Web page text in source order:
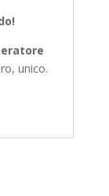
unico.